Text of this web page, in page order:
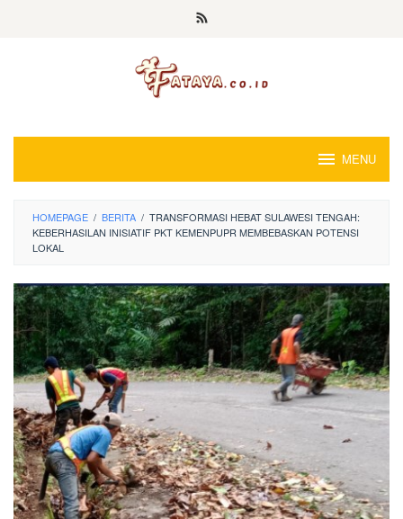
MENU
HOMEPAGE / BERITA / TRANSFORMASI HEBAT SULAWESI TENGAH:
KEBERHASILAN INISIATIF PKT KEMENPUPR MEMBEBASKAN POTENSI
LOKAL